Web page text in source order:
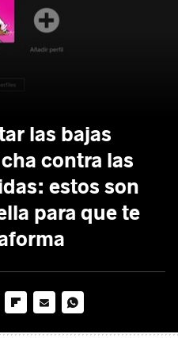
las bajas
contra las
estos son
para que te